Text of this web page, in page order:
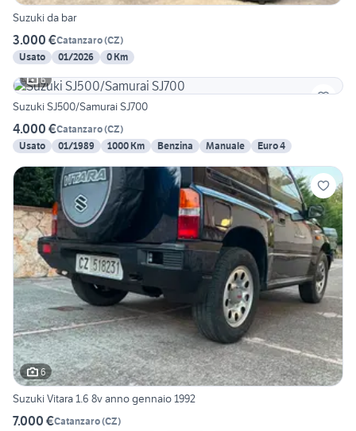
Suzuki da bar
3.000 €Catanzaro(CZ)
Usato
01/2026
0 Km
6
Suzuki SJ500/Samurai SJ700
4.000 €Catanzaro(CZ)
Usato
01/1989 1000 Km Benzina Manuale Euro 4
6
Suzuki Vitara 1.6 8v anno gennaio 1992
7.000 €Catanzaro(CZ)